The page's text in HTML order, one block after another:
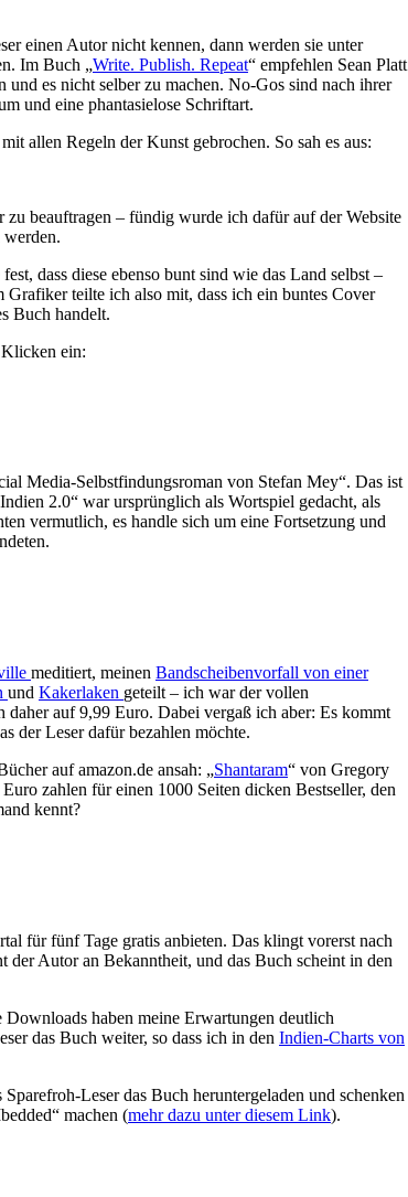
einen Autor nicht kennen, dann werden sie unter
Im Buch „Write. Publish. Repeat“ empfehlen Sean Platt
es nicht selber zu machen. No-Gos sind nach ihrer
und eine phantasielose Schriftart.
allen Regeln der Kunst gebrochen. So sah es aus:
beauftragen – fündig wurde ich dafür auf der Website
dass diese ebenso bunt sind wie das Land selbst –
teilte ich also mit, dass ich ein buntes Cover
Buch handelt.
ein:
Media-Selbstfindungsroman von Stefan Mey“. Das ist
2.0“ war ursprünglich als Wortspiel gedacht, als
vermutlich, es handle sich um eine Fortsetzung und
meditiert, meinen Bandscheibenvorfall von einer
und Kakerlaken geteilt – ich war der vollen
daher auf 9,99 Euro. Dabei vergaß ich aber: Es kommt
der Leser dafür bezahlen möchte.
auf amazon.de ansah: „Shantaram“ von Gregory
zahlen für einen 1000 Seiten dicken Bestseller, den
kennt?
für fünf Tage gratis anbieten. Das klingt vorerst nach
der Autor an Bekanntheit, und das Buch scheint in den
haben meine Erwartungen deutlich
das Buch weiter, so dass ich in den Indien-Charts von
Leser das Buch heruntergeladen und schenken
machen (mehr dazu unter diesem Link).